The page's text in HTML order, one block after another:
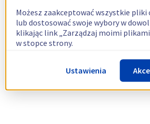
Możesz zaakceptować wszystkie pliki
lub dostosować swoje wybory w
klikając link „Zarządzaj moimi
w stopce strony.
Więcej informacji znajdziesz w naszej
dotyczącej wykorzystywania plików
Ustawienia